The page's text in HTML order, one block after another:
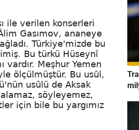
ile verilen konserleri
Gasımov, ananeye
Türkiye'mizde bu
Bu türkü Hüseynî
vardır. Meşhur Yemen
ölçülmüştür. Bu usûl,
usûlü de Aksak
söyleyemez,
için bile bu yargımız